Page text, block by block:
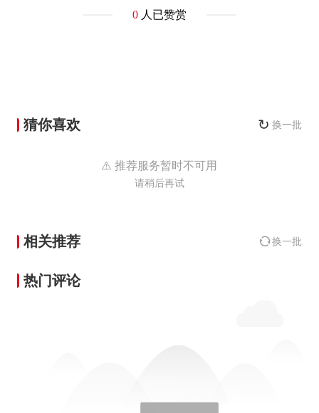
0人已赞赏
猜你喜欢 ↻ 换一批
⚠️ 推荐服务暂时不可用
请稍后再试
相关推荐 换一批
热门评论